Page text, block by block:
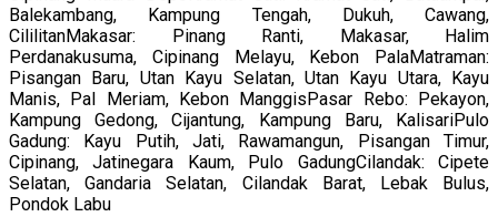
Balekambang, Kampung Tengah, Dukuh, Cawang,
CililitanMakasar: Pinang Ranti, Makasar, Halim
Perdanakusuma, Cipinang Melayu, Kebon PalaMatraman:
Pisangan Baru, Utan Kayu Selatan, Utan Kayu Utara, Kayu
Manis, Pal Meriam, Kebon ManggisPasar Rebo: Pekayon,
Kampung Gedong, Cijantung, Kampung Baru, KalisariPulo
Gadung: Kayu Putih, Jati, Rawamangun, Pisangan Timur,
Cipinang, Jatinegara Kaum, Pulo GadungCilandak: Cipete
Selatan, Gandaria Selatan, Cilandak Barat, Lebak Bulus,
Pondok Labu